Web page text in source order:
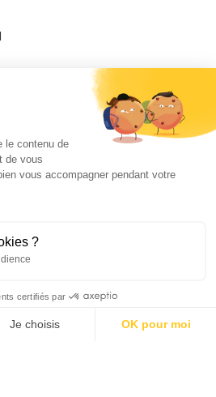
le contenu de
de vous
vous accompagner pendant votre
?
certifiés par
Je choisis OK pour moi